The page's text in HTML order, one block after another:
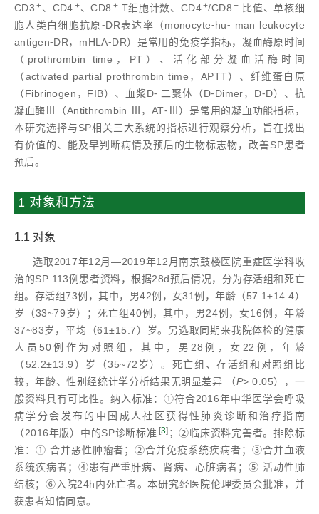
CD3 +、CD4 +、CD8 +T细胞计数、CD4+/CD8 +
比值、单核细
胞人类白细胞抗原⁃DR表达率（monocyte⁃hu⁃ man leukocyte
antigen⁃DR，mHLA⁃DR）是常用的免疫学指标，凝血酶原时间
（prothrombin time，PT）、活化部分凝血活酶时间
（activated partial prothrombin time，APTT）、纤维蛋白原
（Fibrinogen，FIB）、血浆D⁃ 二聚体（D⁃Dimer，D⁃D）、抗
凝血酶Ⅲ（Antithrombin Ⅲ，AT⁃Ⅲ）是常用的凝血功能指标，
本研究选择与SP相关三大系统的指标进行观察分析，旨在找出
有价值的、能及早判断病情及预后的生物标志物，改善SP患者
预后。
1 对象和方法
1.1 对象
选取2017年12月—2019年12月南京鼓楼医院重症医学科收
治的SP 113例患者资料，根据28d预后情况，分为存活组和死亡
组。存活组73例，其中，男42例，女31例，年龄（57.1±14.4）
岁（33~79岁）；死亡组40例，其中，男24例，女16例，年龄
37~83岁，平均（61±15.7）岁。另选取同期来我院体检的健康
人员50例作为对照组，其中，男28例，女22例，年龄
（52.2±13.9）岁（35~72岁）。死亡组、存活组和对照组比
较，年龄、性别经统计学分析结果无明显差异 （P> 0.05），一
般资料具有可比性。纳入标准：①符合2016年中华医学会呼吸
病学分会发布的中国成人社区获得性肺炎诊断和治疗指南
（2016年版）中的SP诊断标准 [3] ；②临床资料完善者。排除标
准：① 合并恶性肿瘤者；②合并免疫系统疾病者；③合并血液
系统疾病者；④患有严重肝病、肾病、心脏病者；⑤ 活动性肺
结核；⑥入院24h内死亡者。本研究经医院伦理委员会批准，并
获患者知情同意。